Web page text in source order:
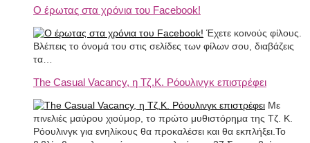
Ο έρωτας στα χρόνια του Facebook!
Έχετε κοινούς φίλους.
Βλέπεις το όνομά του στις σελίδες των φίλων σου, διαβάζεις
τα…
The Casual Vacancy, η Τζ.Κ. Ρόουλινγκ επιστρέφει
Με
πινελιές μαύρου χιούμορ, το πρώτο μυθιστόρημα της Τζ. Κ.
Ρόουλινγκ για ενηλίκους θα προκαλέσει και θα εκπλήξει.Το